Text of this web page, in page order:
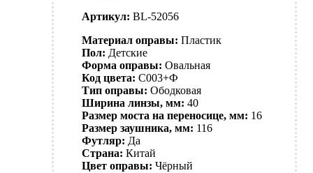
Артикул: BL-52056
Материал оправы: Пластик
Пол: Детские
Форма оправы: Овальная
Код цвета: C003+Ф
Тип оправы: Ободковая
Ширина линзы, мм: 40
Размер моста на переносице, мм: 16
Размер заушника, мм: 116
Футляр: Да
Страна: Китай
Цвет оправы: Чёрный